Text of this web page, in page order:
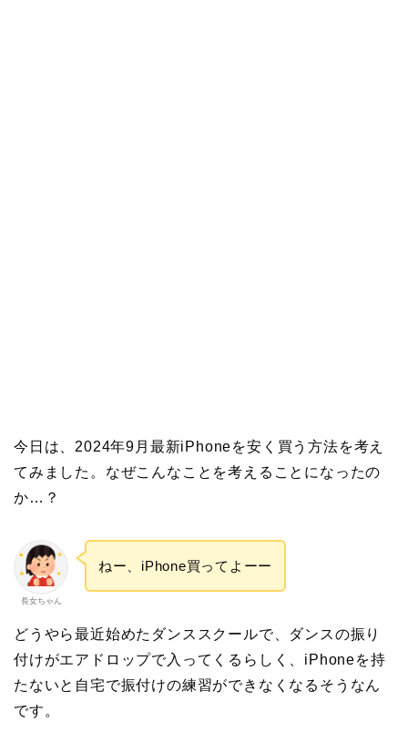
今日は、2024年9月最新iPhoneを安く買う方法を考え
てみました。なぜこんなことを考えることになったの
か…？
長女ちゃん
ねー、iPhone買ってよーー
どうやら最近始めたダンススクールで、ダンスの振り
付けがエアドロップで入ってくるらしく、iPhoneを持
たないと自宅で振付けの練習ができなくなるそうなん
です。